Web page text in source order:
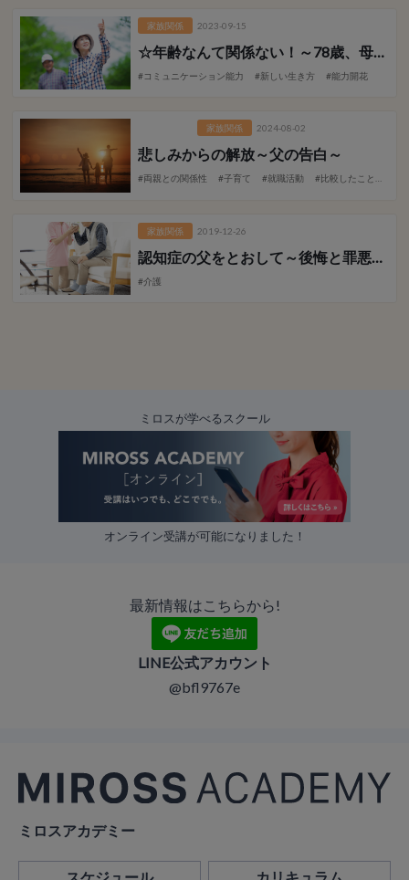
家族関係 2023-09-15
☆年齢なんて関係ない！～78歳、母の大活躍の秘密～
#コミュニケーション能力 #新しい生き方 #能力開花
て表示
家族関係 2024-08-02
悲しみからの解放～父の告白～
#両親との関係性 #子育て #就職活動 #比較したことで
家族関係 2019-12-26
認知症の父をとおして ～後悔と罪悪感のない最期～
#介護
ミロスが学べるスクール
オンライン受講が可能になりました！
最新情報はこちらから!
LINE公式アカウント
@bfl9767e
ミロスアカデミー